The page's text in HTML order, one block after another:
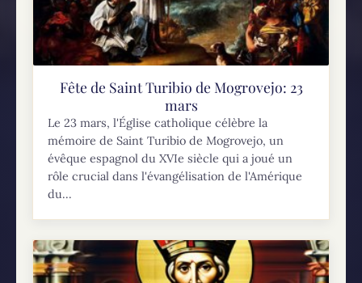
Fête de Saint Turibio de Mogrovejo: 23
mars
Le 23 mars, l'Église catholique célèbre la
mémoire de Saint Turibio de Mogrovejo, un
évêque espagnol du XVIe siècle qui a joué un
rôle crucial dans l'évangélisation de l'Amérique
du...